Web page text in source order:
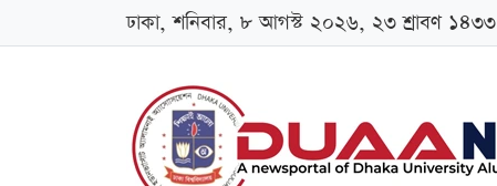
ঢাকা, শনিবার, ৮ আগস্ট ২০২৬, ২৩ শ্রাবণ ১৪৩৩